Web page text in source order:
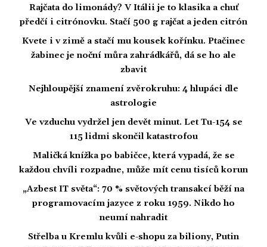
Rajčata do limonády? V Itálii je to klasika a chuť
předčí i citrónovku. Stačí 500 g rajčat a jeden citrón
Kvete i v zimě a stačí mu kousek kořínku. Ptačinec
žabinec je noční můra zahrádkářů, dá se ho ale
zbavit
Nejhloupější znamení zvěrokruhu: 4 hlupáci dle
astrologie
Ve vzduchu vydržel jen devět minut. Let Tu-154 se
115 lidmi skončil katastrofou
Maličká knížka po babičce, která vypadá, že se
každou chvíli rozpadne, může mít cenu tisíců korun
„Azbest IT světa“: 70 % světových transakcí běží na
programovacím jazyce z roku 1959. Nikdo ho
neumí nahradit
Střelba u Kremlu kvůli e-shopu za biliony, Putin